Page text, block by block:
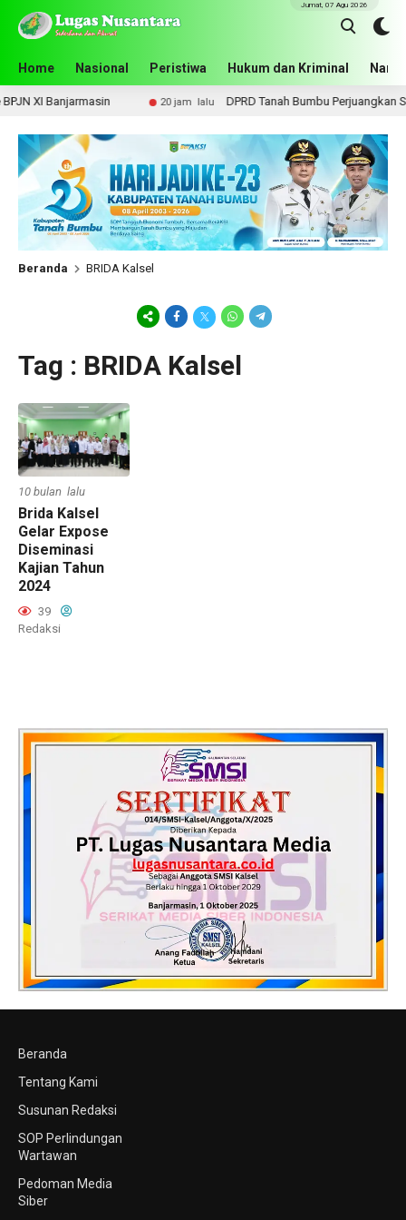
Home Nasional Peristiwa Hukum dan Kriminal
Jumat, 07 Agu 2026
XI Banjarmasin 20 jam lalu DPRD Tanah Bumbu Perjuangkan
Beranda BRIDA Kalsel
Tag : BRIDA Kalsel
10 bulan lalu
Brida Kalsel
Gelar Expose
Diseminasi
Kajian Tahun
2024
39
Redaksi
Beranda
Tentang Kami
Susunan Redaksi
SOP Perlindungan
Wartawan
Pedoman Media
Siber